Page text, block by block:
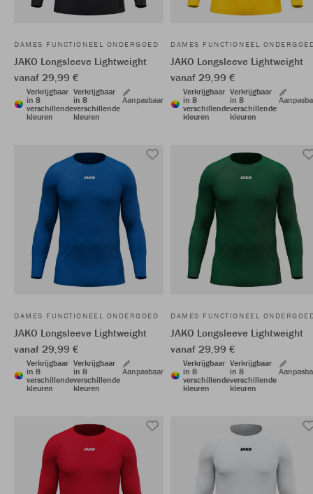
DAMES FUNCTIONEEL ONDERGOED
JAKO Longsleeve Lightweight
vanaf 29,99 €
Verkrijgbaar
in 8
verschillende
kleuren
Verkrijgbaar
in 8
verschillende
kleuren
Aanpasbaar
DAMES FUNCTIONEEL
JAKO Longsleeve Lightweight
vanaf 29,99 €
Verkrijgbaar
in 8
verschillende
kleuren
Verkrijgbaar
in 8
verschillende
kleuren
DAMES FUNCTIONEEL ONDERGOED
JAKO Longsleeve Lightweight
vanaf 29,99 €
Verkrijgbaar
in 8
verschillende
kleuren
Verkrijgbaar
in 8
verschillende
kleuren
Aanpasbaar
DAMES FUNCTIONEEL
JAKO Longsleeve Lightweight
vanaf 29,99 €
Verkrijgbaar
in 8
verschillende
kleuren
Verkrijgbaar
in 8
verschillende
kleuren